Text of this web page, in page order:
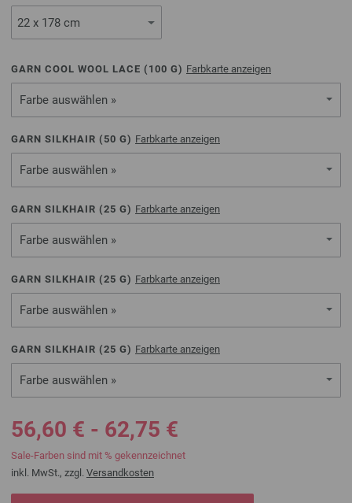
GARN COOL WOOL LACE ( 100 G) Farbkarte anzeigen
Farbe auswählen »
GARN SILKHAIR ( 50 G) Farbkarte anzeigen
Farbe auswählen »
GARN SILKHAIR (25 G) Farbkarte anzeigen
Farbe auswählen »
GARN SILKHAIR (25 G) Farbkarte anzeigen
Farbe auswählen »
GARN SILKHAIR (25 G) Farbkarte anzeigen
Farbe auswählen »
56,60 € - 62,75 €
Sale-Farben sind mit % gekennzeichnet
inkl. MwSt., zzgl. Versandkosten